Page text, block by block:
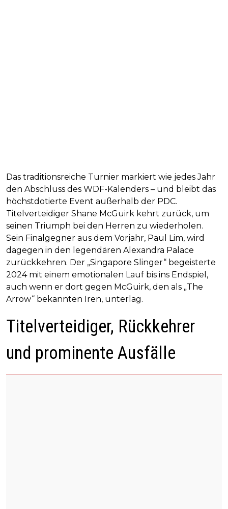
Das traditionsreiche Turnier markiert wie jedes Jahr
den Abschluss des WDF-Kalenders – und bleibt das
höchstdotierte Event außerhalb der PDC.
Titelverteidiger Shane McGuirk kehrt zurück, um
seinen Triumph bei den Herren zu wiederholen.
Sein Finalgegner aus dem Vorjahr, Paul Lim, wird
dagegen in den legendären Alexandra Palace
zurückkehren. Der „Singapore Slinger“ begeisterte
2024 mit einem emotionalen Lauf bis ins Endspiel,
auch wenn er dort gegen McGuirk, den als „The
Arrow“ bekannten Iren, unterlag.
Titelverteidiger, Rückkehrer
und prominente Ausfälle